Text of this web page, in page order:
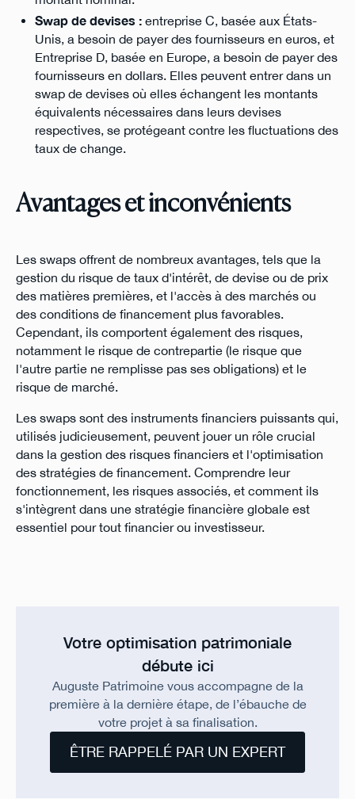
Swap de devises :entreprise C, basée aux États-
Unis, a besoin de payer des fournisseurs en euros, et
Entreprise D, basée en Europe, a besoin de payer des
fournisseurs en dollars. Elles peuvent entrer dans un
swap de devises où elles échangent les montants
équivalents nécessaires dans leurs devises
respectives, se protégeant contre les fluctuations des
taux de change.
Avantages et inconvénients
Les swaps offrent de nombreux avantages, tels que la
gestion du risque de taux d'intérêt, de devise ou de prix
des matières premières, et l'accès à des marchés ou
des conditions de financement plus favorables.
Cependant, ils comportent également des risques,
notamment le risque de contrepartie (le risque que
l'autre partie ne remplisse pas ses obligations) et le
risque de marché.
Les swaps sont des instruments financiers puissants qui,
utilisés judicieusement, peuvent jouer un rôle crucial
dans la gestion des risques financiers et l'optimisation
des stratégies de financement. Comprendre leur
fonctionnement, les risques associés, et comment ils
s'intègrent dans une stratégie financière globale est
essentiel pour tout financier ou investisseur.
Votre optimisation patrimoniale
débute ici
Auguste Patrimoine vous accompagne de la
première à la dernière étape, de l’ébauche de
votre projet à sa finalisation.
ÊTRE RAPPELÉ PAR UN EXPERT